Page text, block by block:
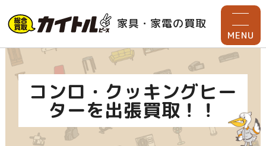
家具・家電の買取
MENU
コンロ・クッキングヒー
ターを出張買取！！